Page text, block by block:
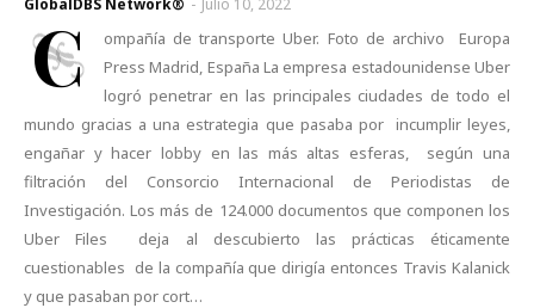
GlobalDBS Network® - Julio 10, 2022
C
ompañía de transporte Uber. Foto de archivo Europa
Press Madrid, España La empresa estadounidense Uber
logró penetrar en las principales ciudades de todo el
mundo gracias a una estrategia que pasaba por incumplir leyes,
engañar y hacer lobby en las más altas esferas, según una
filtración del Consorcio Internacional de Periodistas de
Investigación. Los más de 124.000 documentos que componen los
Uber Files deja al descubierto las prácticas éticamente
cuestionables de la compañía que dirigía entonces Travis Kalanick
y que pasaban por cort…